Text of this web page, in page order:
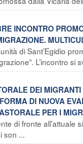
INCONTRO
di Sant’Egidio
L’incontro si
DEI
DI NUOVA
PER I
di fronte all’attuale
son ...